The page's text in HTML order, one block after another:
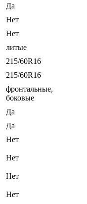
Да
Нет
Нет
литые
215/60R16
215/60R16
фронтальные,
боковые
Да
Да
Нет
Нет
Нет
Нет